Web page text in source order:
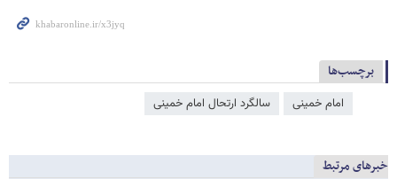
برچسب‌ها
امام خمینی سالگرد ارتحال امام خمینی
خبرهای مرتبط